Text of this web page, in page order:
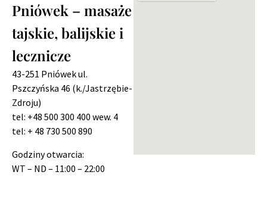
Pniówek – masaże
tajskie, balijskie i
lecznicze
43-251 Pniówek ul.
Pszczyńska 46 (k./Jastrzębie-
Zdroju)
tel: +48 500 300 400 wew. 4
tel: + 48 730 500 890
Godziny otwarcia:
WT – ND – 11:00 – 22:00